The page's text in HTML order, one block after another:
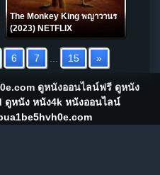
The Monkey King พญาวานร
(2023) NETFLIX
6 7 15 »
ดูหนังออนไลน์ฟรี ดูหนัง
ดูหนัง หนัง4k หนังออนไลน์